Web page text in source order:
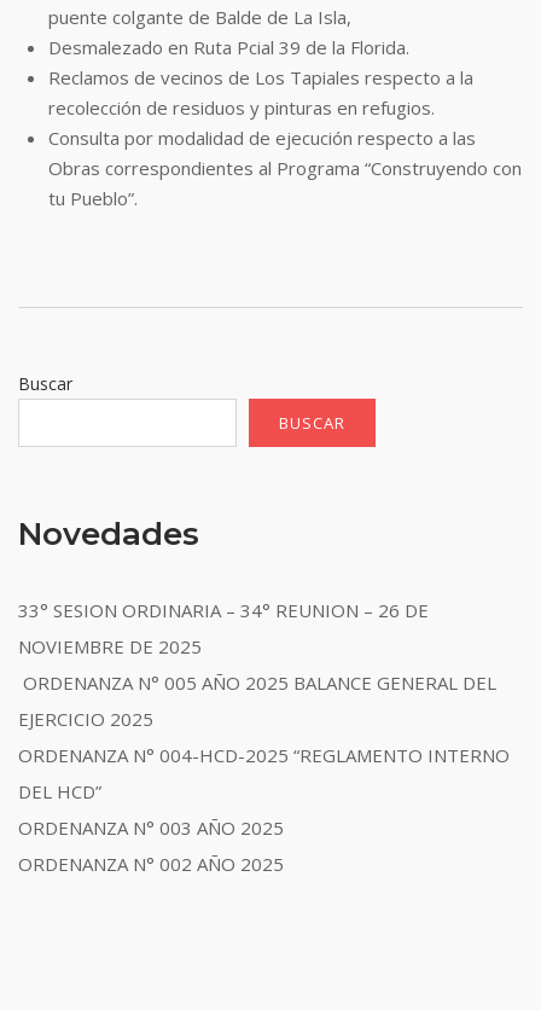
puente colgante de Balde de La Isla,
Desmalezado en Ruta Pcial 39 de la Florida.
Reclamos de vecinos de Los Tapiales respecto a la
recolección de residuos y pinturas en refugios.
Consulta por modalidad de ejecución respecto a las
Obras correspondientes al Programa “Construyendo con
tu Pueblo”.
Buscar
BUSCAR
Novedades
33° SESION ORDINARIA – 34° REUNION – 26 DE
NOVIEMBRE DE 2025
ORDENANZA N° 005 AÑO 2025 BALANCE GENERAL DEL
EJERCICIO 2025
ORDENANZA N° 004-HCD-2025 “REGLAMENTO INTERNO
DEL HCD”
ORDENANZA N° 003 AÑO 2025
ORDENANZA N° 002 AÑO 2025